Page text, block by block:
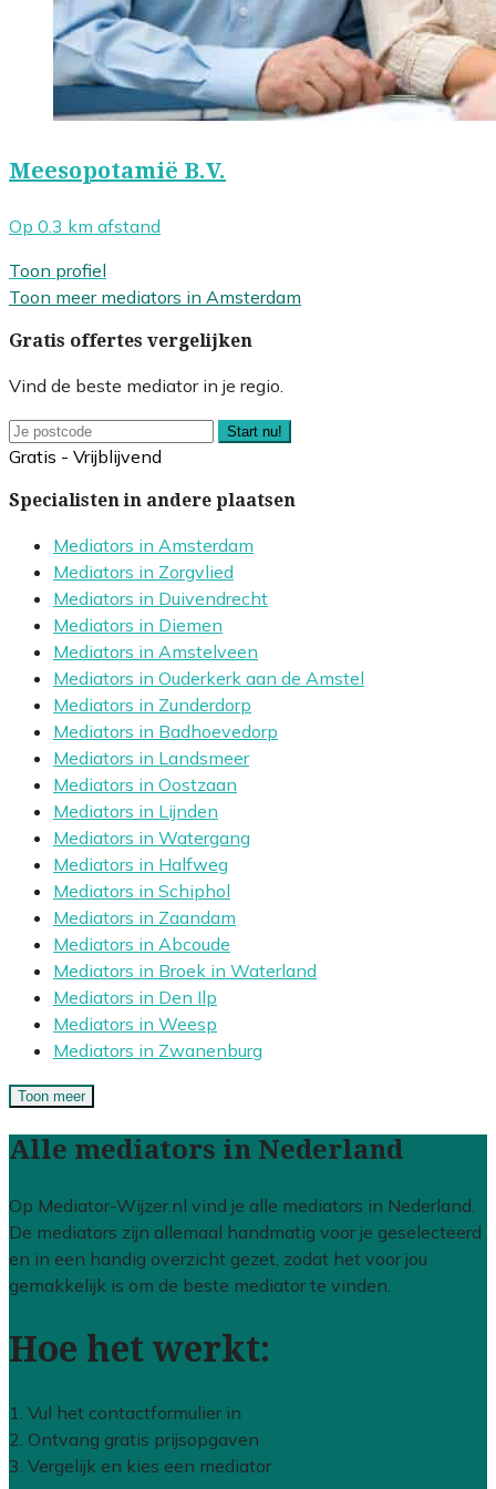
Meesopotamië B.V.
Op 0.3 km afstand
Toon profiel
Toon meer mediators in Amsterdam
Gratis offertes vergelijken
Vind de beste mediator in je regio.
Start nu!
Gratis - Vrijblijvend
Specialisten in andere plaatsen
Mediators in Amsterdam
Mediators in Zorgvlied
Mediators in Duivendrecht
Mediators in Diemen
Mediators in Amstelveen
Mediators in Ouderkerk aan de Amstel
Mediators in Zunderdorp
Mediators in Badhoevedorp
Mediators in Landsmeer
Mediators in Oostzaan
Mediators in Lijnden
Mediators in Watergang
Mediators in Halfweg
Mediators in Schiphol
Mediators in Zaandam
Mediators in Abcoude
Mediators in Broek in Waterland
Mediators in Den Ilp
Mediators in Weesp
Mediators in Zwanenburg
Toon meer
Alle mediators in Nederland
Op Mediator-Wijzer.nl vind je alle mediators in Nederland.
De mediators zijn allemaal handmatig voor je geselecteerd
en in een handig overzicht gezet, zodat het voor jou
gemakkelijk is om de beste mediator te vinden.
Hoe het werkt:
1. Vul het contactformulier in
2. Ontvang gratis prijsopgaven
3. Vergelijk en kies een mediator